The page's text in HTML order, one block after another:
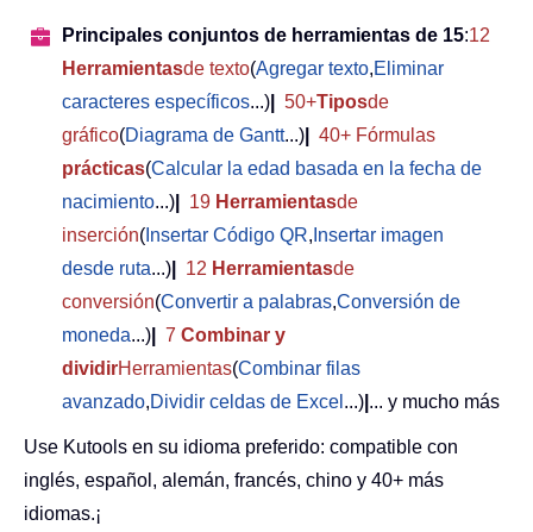
Principales conjuntos de herramientas de 15:12
Herramientasde texto(Agregar texto,Eliminar
caracteres específicos...) 50+Tiposde
gráfico(Diagrama de Gantt...)
40+ Fórmulas
prácticas(Calcular la edad basada en la fecha de
nacimiento...) 19 Herramientasde
inserción( Insertar Código QR, Insertar imagen
desde ruta...) 12 Herramientasde
conversión(Convertir a palabras,Conversión de
moneda...) 7 Combinar y
dividirHerramientas(Combinar filas
avanzado,Dividir celdas de Excel ...) ... y mucho más
Use Kutools en su idioma preferido: compatible con
inglés, español, alemán, francés, chino y 40+ más
idiomas.¡